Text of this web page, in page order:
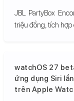
JBL PartyBox
triệu đồng, tích
watchOS 27
ứng dụng Siri
trên Apple